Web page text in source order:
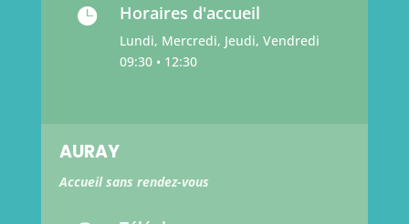
 Horaires d'accueil
Lundi, Mercredi, Jeudi, Vendredi
09:30 • 12:30
AURAY
Accueil sans rendez-vous